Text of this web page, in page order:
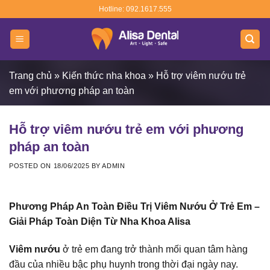
content
Hotline: 092.1617.555
Trang chủ » Kiến thức nha khoa » Hỗ trợ viêm nướu trẻ
em với phương pháp an toàn
Hỗ trợ viêm nướu trẻ em với phương
pháp an toàn
POSTED ON 18/06/2025 BYADMIN
Phương Pháp An Toàn Điều Trị Viêm Nướu Ở Trẻ Em –
Giải Pháp Toàn Diện Từ Nha Khoa Alisa
Viêm nướu ở trẻ em đang trở thành mối quan tâm hàng
đầu của nhiều bậc phụ huynh trong thời đại ngày nay.